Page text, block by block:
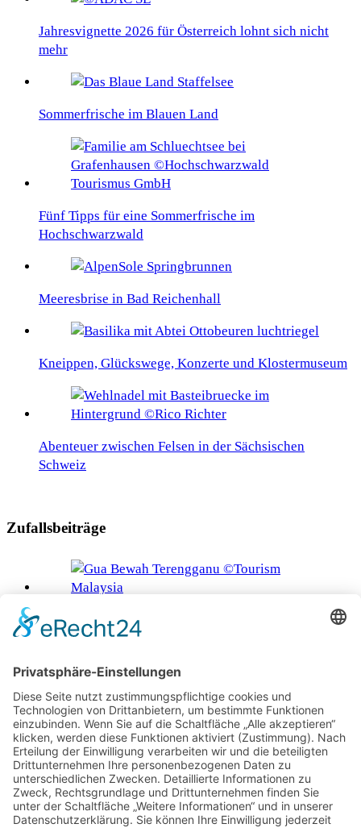
Jahresvignette 2026 für Österreich lohnt sich nicht
mehr
Sommerfrische im Blauen Land
Fünf Tipps für eine Sommerfrische im
Hochschwarzwald
Meeresbrise in Bad Reichenhall
Kneippen, Glückswege, Konzerte und Klostermuseum
Abenteuer zwischen Felsen in der Sächsischen
Schweiz
Zufallsbeiträge
Malaysias geheimnisvolle Höhlen: Ein Fenster in die
Vergangenheit und Wunder der Natur
Goldene Tage in Göteborg
Das Geheimnis der Friesen